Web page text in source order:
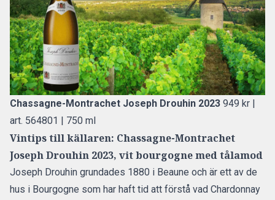
Chassagne-Montrachet Joseph Drouhin 2023 949 kr |
art. 564801 | 750 ml
Vintips till källaren: Chassagne-Montrachet
Joseph Drouhin 2023, vit bourgogne med tålamod
Joseph Drouhin grundades 1880 i Beaune och är ett av de
hus i Bourgogne som har haft tid att förstå vad Chardonnay